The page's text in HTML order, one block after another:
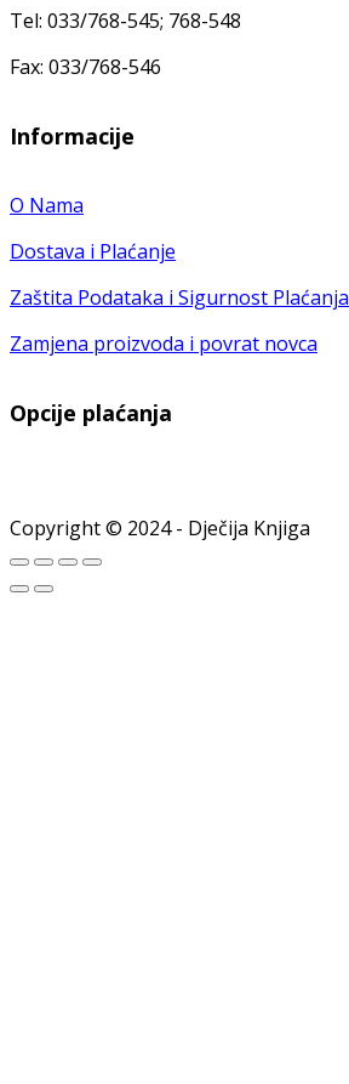
Tel: 033/768-545; 768-548
Fax: 033/768-546
Informacije
O Nama
Dostava i Plaćanje
Zaštita Podataka i Sigurnost Plaćanja
Zamjena proizvoda i povrat novca
Opcije plaćanja
Copyright © 2024 - Dječija Knjiga